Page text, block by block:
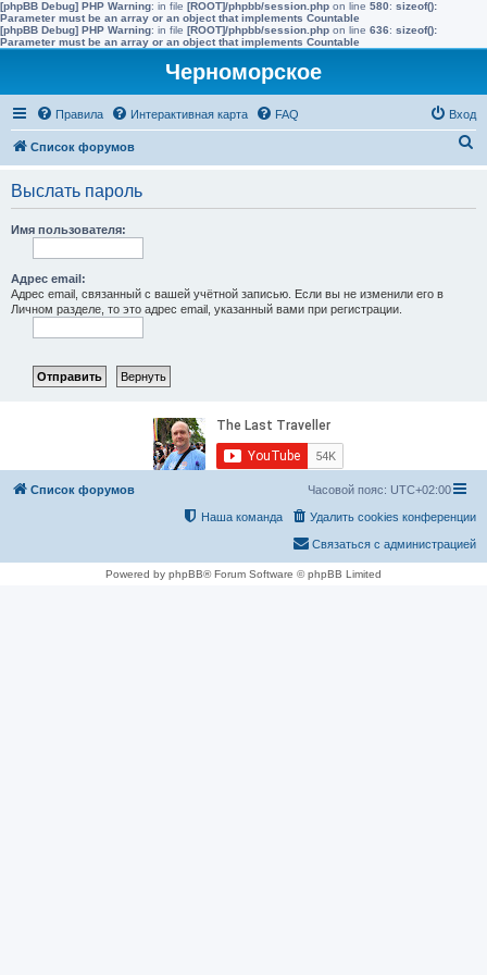
[phpBB Debug] PHP Warning: in file [ROOT]/phpbb/session.php on line 580: sizeof():
Parameter must be an array or an object that implements Countable
[phpBB Debug] PHP Warning: in file [ROOT]/phpbb/session.php on line 636: sizeof():
Parameter must be an array or an object that implements Countable
Черноморское
Правила Интерактивная карта FAQ Вход
Список форумов
Выслать пароль
Имя пользователя:
Адрес email:
Адрес email, связанный с вашей учётной записью. Если вы не изменили его в
Личном разделе, то это адрес email, указанный вами при регистрации.
Список форумов Часовой пояс: UTC+02:00
Удалить cookies конференции
Наша команда
Связаться с администрацией
Powered by phpBB® Forum Software © phpBB Limited